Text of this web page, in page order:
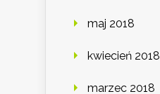
maj 2018
kwiecień 2018
marzec 2018